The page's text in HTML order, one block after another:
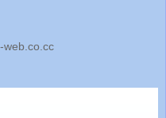
web.co.cc